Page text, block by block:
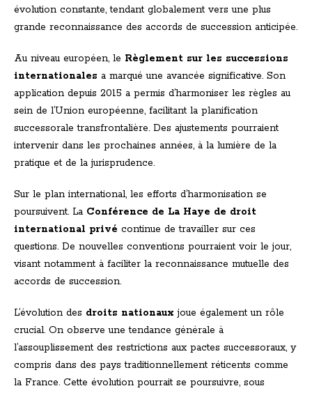
évolution constante, tendant globalement vers une plus
grande reconnaissance des accords de succession anticipée.
Au niveau européen, le Règlement sur les successions
internationales a marqué une avancée significative. Son
application depuis 2015 a permis d’harmoniser les règles au
sein de l’Union européenne, facilitant la planification
successorale transfrontalière. Des ajustements pourraient
intervenir dans les prochaines années, à la lumière de la
pratique et de la jurisprudence.
Sur le plan international, les efforts d’harmonisation se
poursuivent. La Conférence de La Haye de droit
international privé continue de travailler sur ces
questions. De nouvelles conventions pourraient voir le jour,
visant notamment à faciliter la reconnaissance mutuelle des
accords de succession.
L’évolution des droits nationaux joue également un rôle
crucial. On observe une tendance générale à
l’assouplissement des restrictions aux pactes successoraux, y
compris dans des pays traditionnellement réticents comme
la France. Cette évolution pourrait se poursuivre, sous